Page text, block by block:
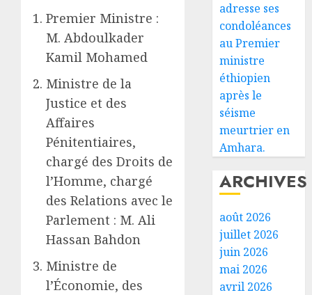
Premier Ministre :
M. Abdoulkader
Kamil Mohamed
Ministre de la
Justice et des
Affaires
Pénitentiaires,
chargé des Droits de
l’Homme, chargé
des Relations avec le
Parlement : M. Ali
Hassan Bahdon
Ministre de
l’Économie, des
adresse ses
condoléances
au Premier
ministre
éthiopien
après le
séisme
meurtrier en
Amhara.
ARCHIVES
août 2026
juillet 2026
juin 2026
mai 2026
avril 2026